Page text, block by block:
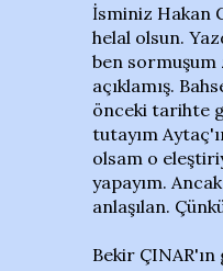
İsminiz Hakan
helal olsun.
ben
açıklamış.
önceki tarihte
tutayım
olsam o
yapayım.
anlaşılan.
Bekir